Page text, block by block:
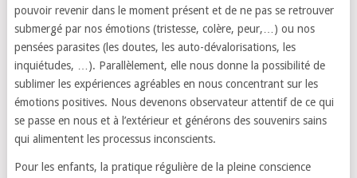
pouvoir revenir dans le moment présent et de ne pas se retrouver
submergé par nos émotions (tristesse, colère, peur,…) ou nos
pensées parasites (les doutes, les auto-dévalorisations, les
inquiétudes, …). Parallèlement, elle nous donne la possibilité de
sublimer les expériences agréables en nous concentrant sur les
émotions positives. Nous devenons observateur attentif de ce qui
se passe en nous et à l’extérieur et générons des souvenirs sains
qui alimentent les processus inconscients.
Pour les enfants, la pratique régulière de la pleine conscience